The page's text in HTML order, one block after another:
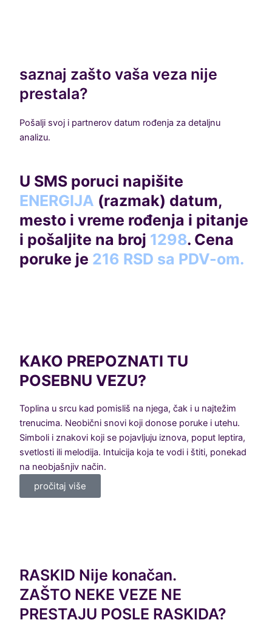
saznaj zašto vaša veza nije
prestala?
Pošalji svoj i partnerov datum rođenja za detaljnu
analizu.
U SMS poruci napišite
ENERGIJA (razmak) datum,
mesto i vreme rođenja i pitanje
i pošaljite na broj 1298. Cena
poruke je 216 RSD sa PDV-om.
KAKO PREPOZNATI TU
POSEBNU VEZU?
Toplina u srcu kad pomisliš na njega, čak i u najtežim
trenucima. Neobični snovi koji donose poruke i utehu.
Simboli i znakovi koji se pojavljuju iznova, poput leptira,
svetlosti ili melodija. Intuicija koja te vodi i štiti, ponekad
na neobjašnjiv način.
pročitaj više
RASKID Nije konačan.
ZAŠTO NEKE VEZE NE
PRESTAJU POSLE RASKIDA?